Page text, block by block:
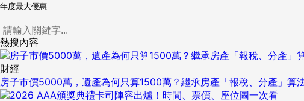
年度最大優惠
熱搜內容
財經
房子市價5000萬，遺產為何只算1500萬？繼承房產「報稅、分產」算